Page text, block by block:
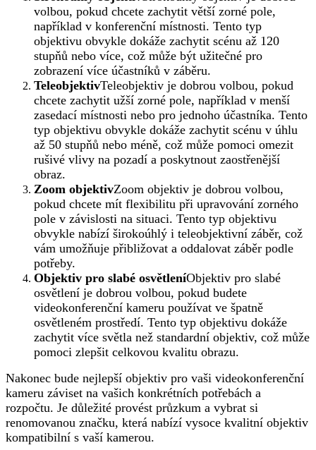
volbou, pokud chcete zachytit větší zorné pole,
například v konferenční místnosti. Tento typ
objektivu obvykle dokáže zachytit scénu až 120
stupňů nebo více, což může být užitečné pro
zobrazení více účastníků v záběru.
TeleobjektivTeleobjektiv je dobrou volbou, pokud
chcete zachytit užší zorné pole, například v menší
zasedací místnosti nebo pro jednoho účastníka. Tento
typ objektivu obvykle dokáže zachytit scénu v úhlu
až 50 stupňů nebo méně, což může pomoci omezit
rušivé vlivy na pozadí a poskytnout zaostřenější
obraz.
Zoom objektivZoom objektiv je dobrou volbou,
pokud chcete mít flexibilitu při upravování zorného
pole v závislosti na situaci. Tento typ objektivu
obvykle nabízí širokoúhlý i teleobjektivní záběr, což
vám umožňuje přibližovat a oddalovat záběr podle
potřeby.
Objektiv pro slabé osvětleníObjektiv pro slabé
osvětlení je dobrou volbou, pokud budete
videokonferenční kameru používat ve špatně
osvětleném prostředí. Tento typ objektivu dokáže
zachytit více světla než standardní objektiv, což může
pomoci zlepšit celkovou kvalitu obrazu.
Nakonec bude nejlepší objektiv pro vaši videokonferenční
kameru záviset na vašich konkrétních potřebách a
rozpočtu. Je důležité provést průzkum a vybrat si
renomovanou značku, která nabízí vysoce kvalitní objektiv
kompatibilní s vaší kamerou.